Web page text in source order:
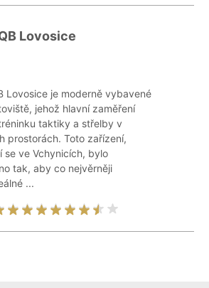
Lovosice
Lovosice je moderně vybavené
jehož hlavní zaměření
taktiky a střelby v
prostorách. Toto zařízení,
se ve Vchynicích, bylo
tak, aby co nejvěrněji
...